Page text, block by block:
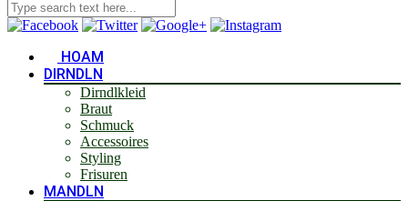
HOAM
DIRNDLN
Dirndlkleid
Braut
Schmuck
Accessoires
Styling
Frisuren
MANDLN